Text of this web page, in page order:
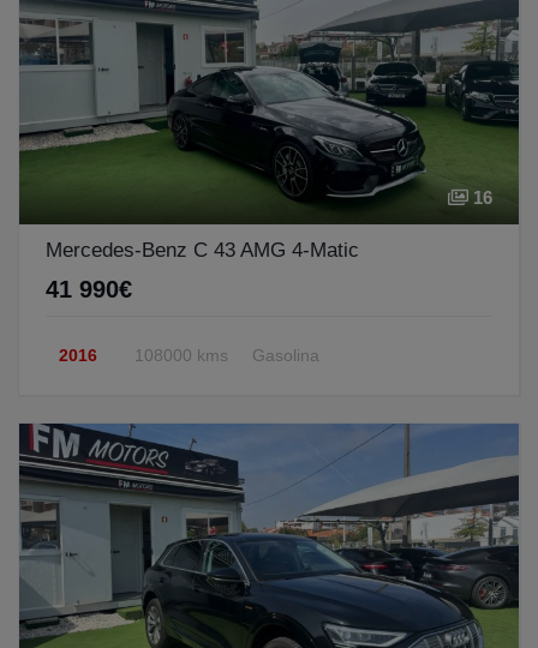
16
Mercedes-Benz C 43 AMG 4-Matic
41 990€
2016 108000 kms Gasolina